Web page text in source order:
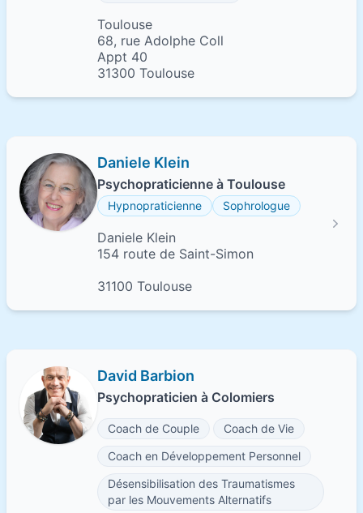
Toulouse
68, rue Adolphe Coll
Appt 40
31300 Toulouse
Daniele Klein
Psychopraticienne à Toulouse
Hypnopraticienne Sophrologue
Daniele Klein
154 route de Saint-Simon
31100 Toulouse
David Barbion
Psychopraticien à Colomiers
Coach de Couple
Coach de Vie
Coach en Développement Personnel
Désensibilisation des Traumatismes
par les Mouvements Alternatifs